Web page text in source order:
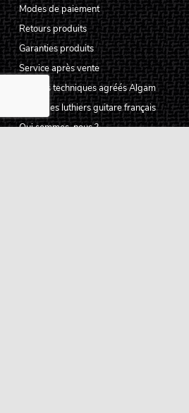
Modes de paiement
Retours produits
Garanties produits
Service après vente
Centres techniques agréés Algam
Carte des luthiers guitare français
Qui sommes-nous ?